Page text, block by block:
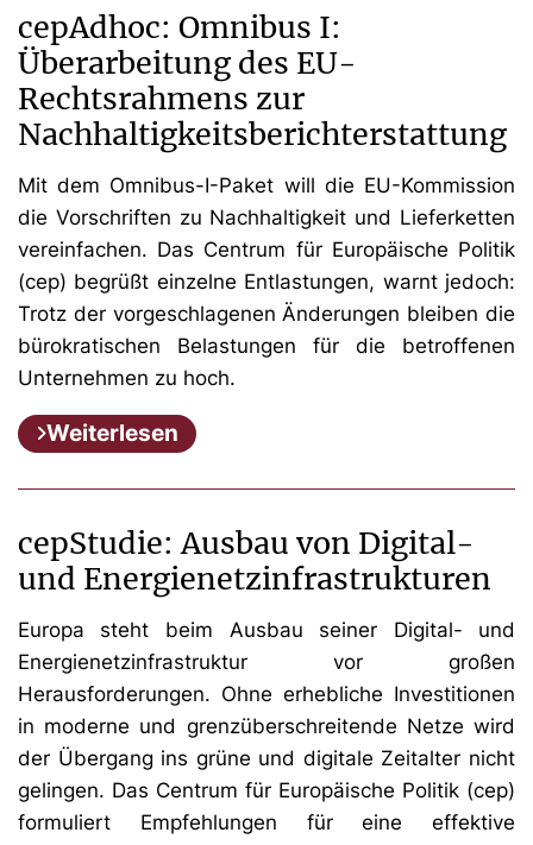
cepAdhoc: Omnibus I:
Überarbeitung des EU-
Rechtsrahmens zur
Nachhaltigkeitsberichterstattung
Mit dem Omnibus-I-Paket will die EU-Kommission
die Vorschriften zu Nachhaltigkeit und Lieferketten
vereinfachen. Das Centrum für Europäische Politik
(cep) begrüßt einzelne Entlastungen, warnt jedoch:
Trotz der vorgeschlagenen Änderungen bleiben die
bürokratischen Belastungen für die betroffenen
Unternehmen zu hoch.
Weiterlesen
cepStudie: Ausbau von Digital-
und Energienetzinfrastrukturen
Europa steht beim Ausbau seiner Digital- und
Energienetzinfrastruktur vor großen
Herausforderungen. Ohne erhebliche Investitionen
in moderne und grenzüberschreitende Netze wird
der Übergang ins grüne und digitale Zeitalter nicht
gelingen. Das Centrum für Europäische Politik (cep)
formuliert Empfehlungen für eine effektive